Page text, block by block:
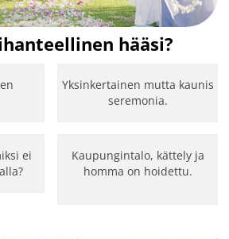
hääsi?
Yksinkertainen mutta kaunis
seremonia.
ei
Kaupungintalo, kättely ja
homma on hoidettu.